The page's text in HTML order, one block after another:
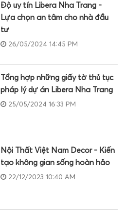
Độ uy tín Libera Nha Trang -
Lựa chọn an tâm cho nhà đầu
tư
26/05/2024 14:45 PM
Tổng hợp những giấy tờ thủ tục
pháp lý dự án Libera Nha Trang
25/05/2024 16:33 PM
Nội Thất Việt Nam Decor - Kiến
tạo không gian sống hoàn hảo
22/12/2023 10:40 AM